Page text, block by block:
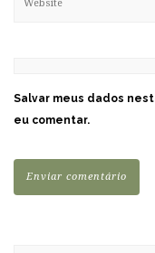
Salvar meus dados
eu comentar.